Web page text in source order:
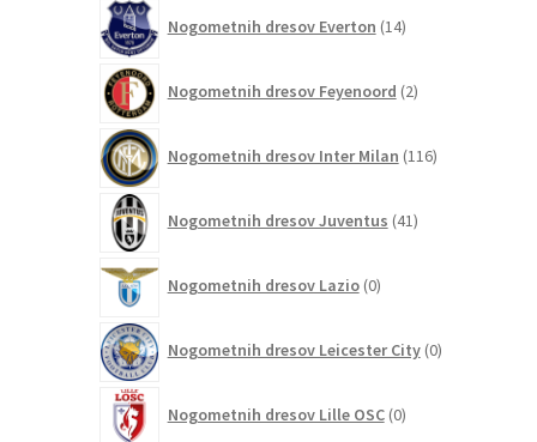
Nogometnih dresov Everton 14izdelkov
Nogometnih dresov Feyenoord 2izdelka
Nogometnih dresov Inter Milan 116izdelkov
Nogometnih dresov Juventus 41izdelkov
Nogometnih dresov Lazio 0izdelkov
Nogometnih dresov Leicester City 0izdelkov
Nogometnih dresov Lille OSC 0izdelkov